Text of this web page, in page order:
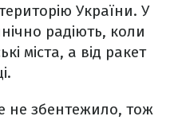
України. У
радіють, коли
міста, а від ракет
не збентежило, тож